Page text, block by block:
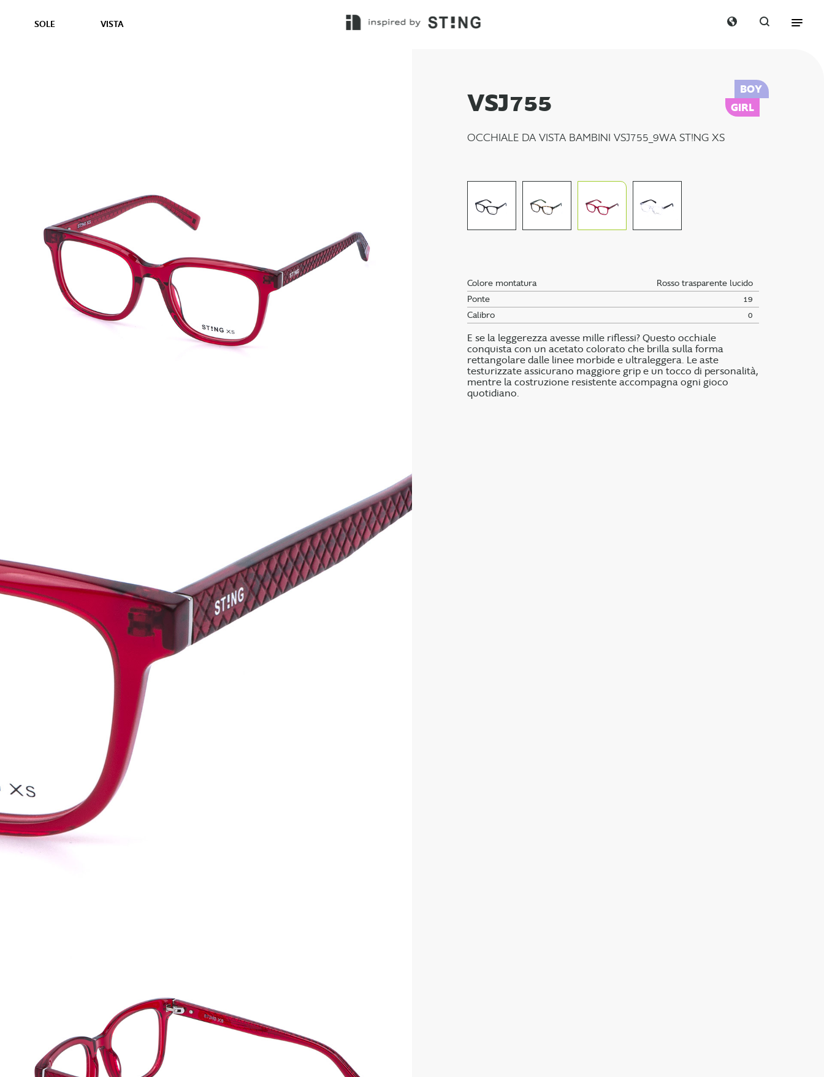
SOLE VISTA
BOY
GIRL
VSJ755
OCCHIALE DA VISTA BAMBINI VSJ755_9WA ST!NG XS
Colore montatura
Rosso trasparente lucido
Ponte
19
Calibro
0
E se la leggerezza avesse mille riflessi? Questo occhiale
conquista con un acetato colorato che brilla sulla forma
rettangolare dalle linee morbide e ultraleggera. Le aste
testurizzate assicurano maggiore grip e un tocco di personalità,
mentre la costruzione resistente accompagna ogni gioco
quotidiano.